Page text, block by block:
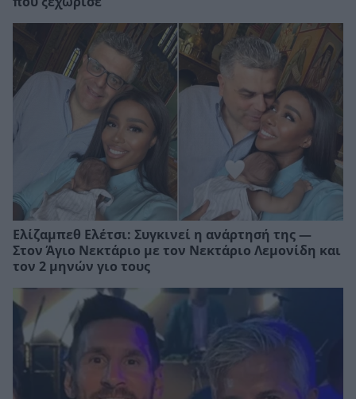
Ελίζαμπεθ Ελέτσι: Συγκινεί η ανάρτησή της —
Στον Άγιο Νεκτάριο με τον Νεκτάριο Λεμονίδη και
τον 2 μηνών γιο τους